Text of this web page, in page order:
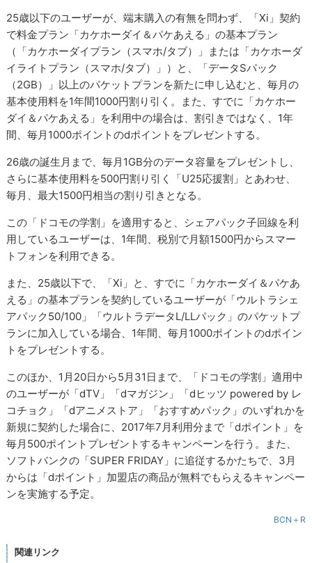
25歳以下のユーザーが、端末購入の有無を問わず、「Xi」契約
で料金プラン「カケホーダイ＆パケあえる」の基本プラン
（「カケホーダイプラン（スマホ/タブ）」または「カケホーダ
イライトプラン（スマホ/タブ）」）と、「データSパック
（2GB）」以上のパケットプランを新たに申し込むと、毎月の
基本使用料を1年間1000円割り引く。また、すでに「カケホー
ダイ＆パケあえる」を利用中の場合は、割引きではなく、1年
間、毎月1000ポイントのdポイントをプレゼントする。
26歳の誕生月まで、毎月1GB分のデータ容量をプレゼントし、
さらに基本使用料を500円割り引く「U25応援割」とあわせ、
毎月、最大1500円相当の割り引きとなる。
この「ドコモの学割」を適用すると、シェアパック子回線を利
用しているユーザーは、1年間、税別で月額1500円からスマー
トフォンを利用できる。
また、25歳以下で、「Xi」と、すでに「カケホーダイ＆パケあ
える」の基本プランを契約しているユーザーが「ウルトラシェ
アパック50/100」「ウルトラデータL/LLパック」のパケットプ
ランに加入している場合、1年間、毎月1000ポイントのdポイン
トをプレゼントする。
このほか、1月20日から5月31日まで、「ドコモの学割」適用中
のユーザーが「dTV」「dマガジン」「dヒッツ powered by レ
コチョク」「dアニメストア」「おすすめパック」のいずれかを
新規に契約した場合に、2017年7月利用分まで「dポイント」を
毎月500ポイントプレゼントするキャンペーンを行う。また、
ソフトバンクの「SUPER FRIDAY」に追従するかたちで、3月
からは「dポイント」加盟店の商品が無料でもらえるキャンペー
ンを実施する予定。
BCN＋R
関連リンク